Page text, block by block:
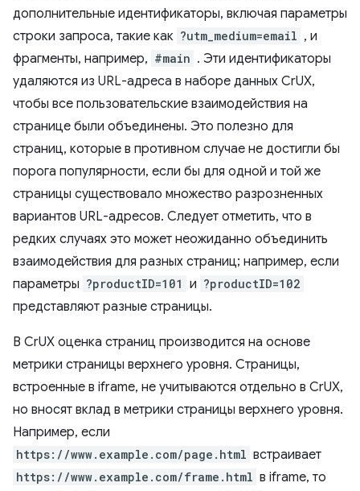
дополнительные идентификаторы, включая параметры
строки запроса, такие как ?utm_medium=email , и
фрагменты, например, #main . Эти идентификаторы
удаляются из URL-адреса в наборе данных CrUX,
чтобы все пользовательские взаимодействия на
странице были объединены. Это полезно для
страниц, которые в противном случае не достигли бы
порога популярности, если бы для одной и той же
страницы существовало множество разрозненных
вариантов URL-адресов. Следует отметить, что в
редких случаях это может неожиданно объединить
взаимодействия для разных страниц; например, если
параметры ?productID=101 и ?productID=102
представляют разные страницы.
В CrUX оценка страниц производится на основе
метрики страницы верхнего уровня. Страницы,
встроенные в iframe, не учитываются отдельно в CrUX,
но вносят вклад в метрики страницы верхнего уровня.
Например, если
https://www.example.com/page.html встраивает
https://www.example.com/frame.html в iframe, то